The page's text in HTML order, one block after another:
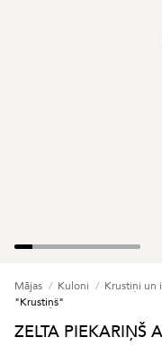
Mājas Kuloni Krustiņi un
"Krustiņš"
ZELTA PIEKARIŅŠ